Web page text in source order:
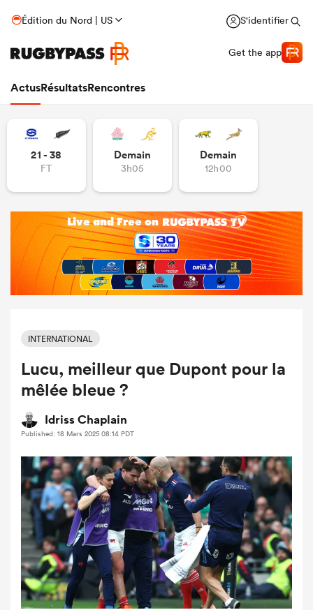
Édition du Nord | US S'identifier
Get the app
ActusRésultatsRencontres
21 - 38
FT
Demain
3h05
Demain
12h00
INTERNATIONAL
Lucu, meilleur que Dupont pour la
mêlée bleue ?
Idriss Chaplain
Published: 18 Mars 2025 08:14 PDT